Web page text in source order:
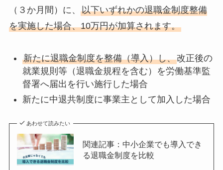
（３か月間）に、 以下いずれかの退職金制度整備
を実施した場合、10万円が加算されます。
新たに退職金制度を整備（導入）し、改正後の
就業規則等（退職金規程を含む）を労働基準監
督署へ届出を行い施行した場合
新たに中退共制度に事業主として加入した場合
あわせて読みたい
関連記事：中小企業でも導入でき
る退職金制度を比較